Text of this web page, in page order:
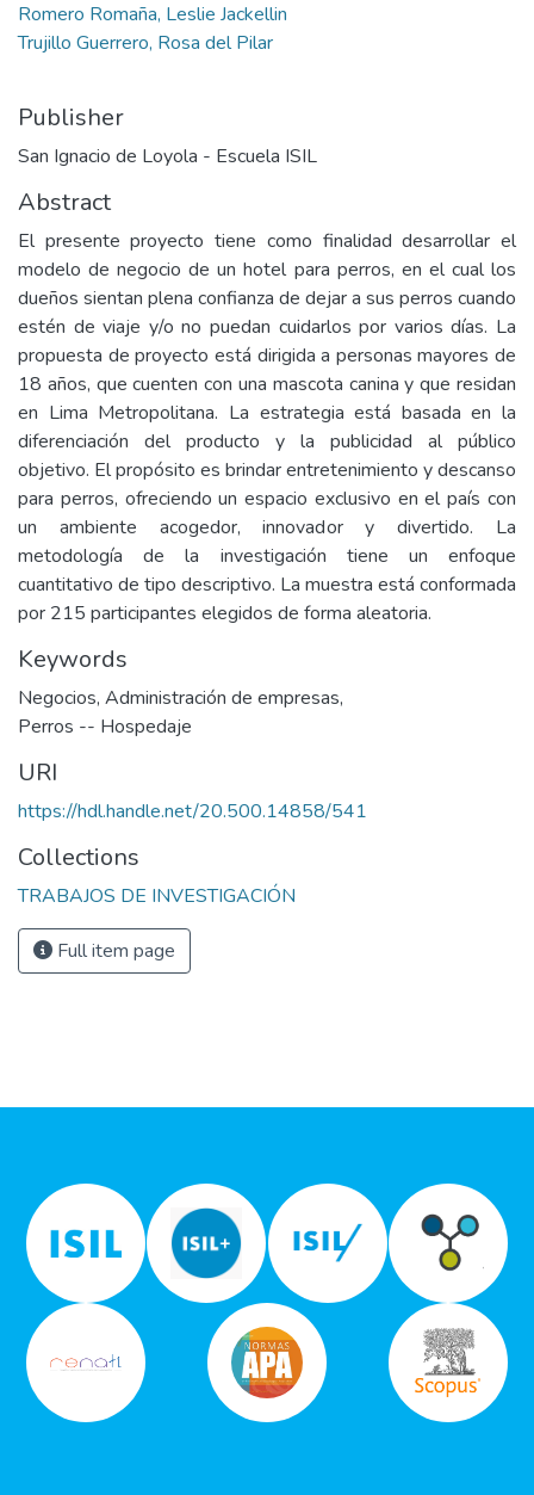
Romero Romaña, Leslie Jackellin
Trujillo Guerrero, Rosa del Pilar
Publisher
San Ignacio de Loyola - Escuela ISIL
Abstract
El presente proyecto tiene como finalidad desarrollar el
modelo de negocio de un hotel para perros, en el cual los
dueños sientan plena confianza de dejar a sus perros cuando
estén de viaje y/o no puedan cuidarlos por varios días. La
propuesta de proyecto está dirigida a personas mayores de
18 años, que cuenten con una mascota canina y que residan
en Lima Metropolitana. La estrategia está basada en la
diferenciación del producto y la publicidad al público
objetivo. El propósito es brindar entretenimiento y descanso
para perros, ofreciendo un espacio exclusivo en el país con
un ambiente acogedor, innovador y divertido. La
metodología de la investigación tiene un enfoque
cuantitativo de tipo descriptivo. La muestra está conformada
por 215 participantes elegidos de forma aleatoria.
Keywords
Negocios, Administración de empresas,
Perros -- Hospedaje
URI
https://hdl.handle.net/20.500.14858/541
Collections
TRABAJOS DE INVESTIGACIÓN
Full item page